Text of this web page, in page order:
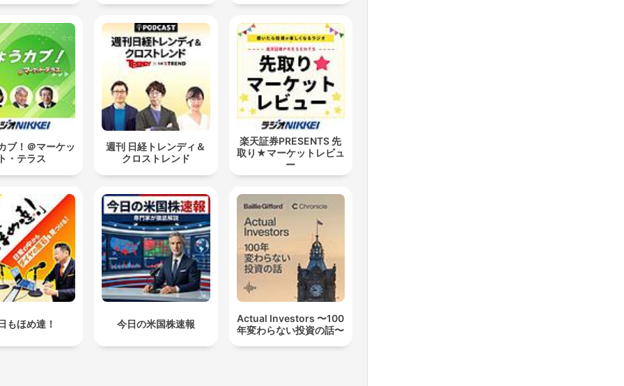
ブ！＠マーケッ
・テラス
週刊 日経トレンディ＆
クロストレンド
楽天証券PRESENTS 先
取り★マーケットレビュ
ー
もほめ達！ 今日の米国株速報
Actual Investors 〜100
年変わらない投資の話〜